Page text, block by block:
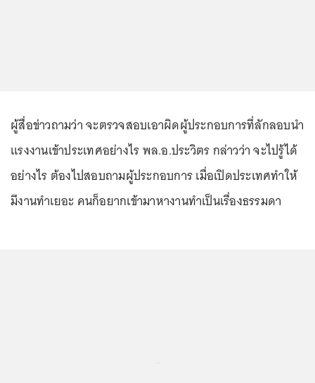
ผู้สื่อข่าวถามว่า จะตรวจสอบเอาผิดผู้ประกอบการที่ลักลอบนำ
แรงงานเข้าประเทศอย่างไร พล.อ.ประวิตร กล่าวว่า จะไปรู้ได้
อย่างไร ต้องไปสอบถามผู้ประกอบการ เมื่อเปิดประเทศทำให้
มีงานทำเยอะ คนก็อยากเข้ามาหางานทำเป็นเรื่องธรรมดา